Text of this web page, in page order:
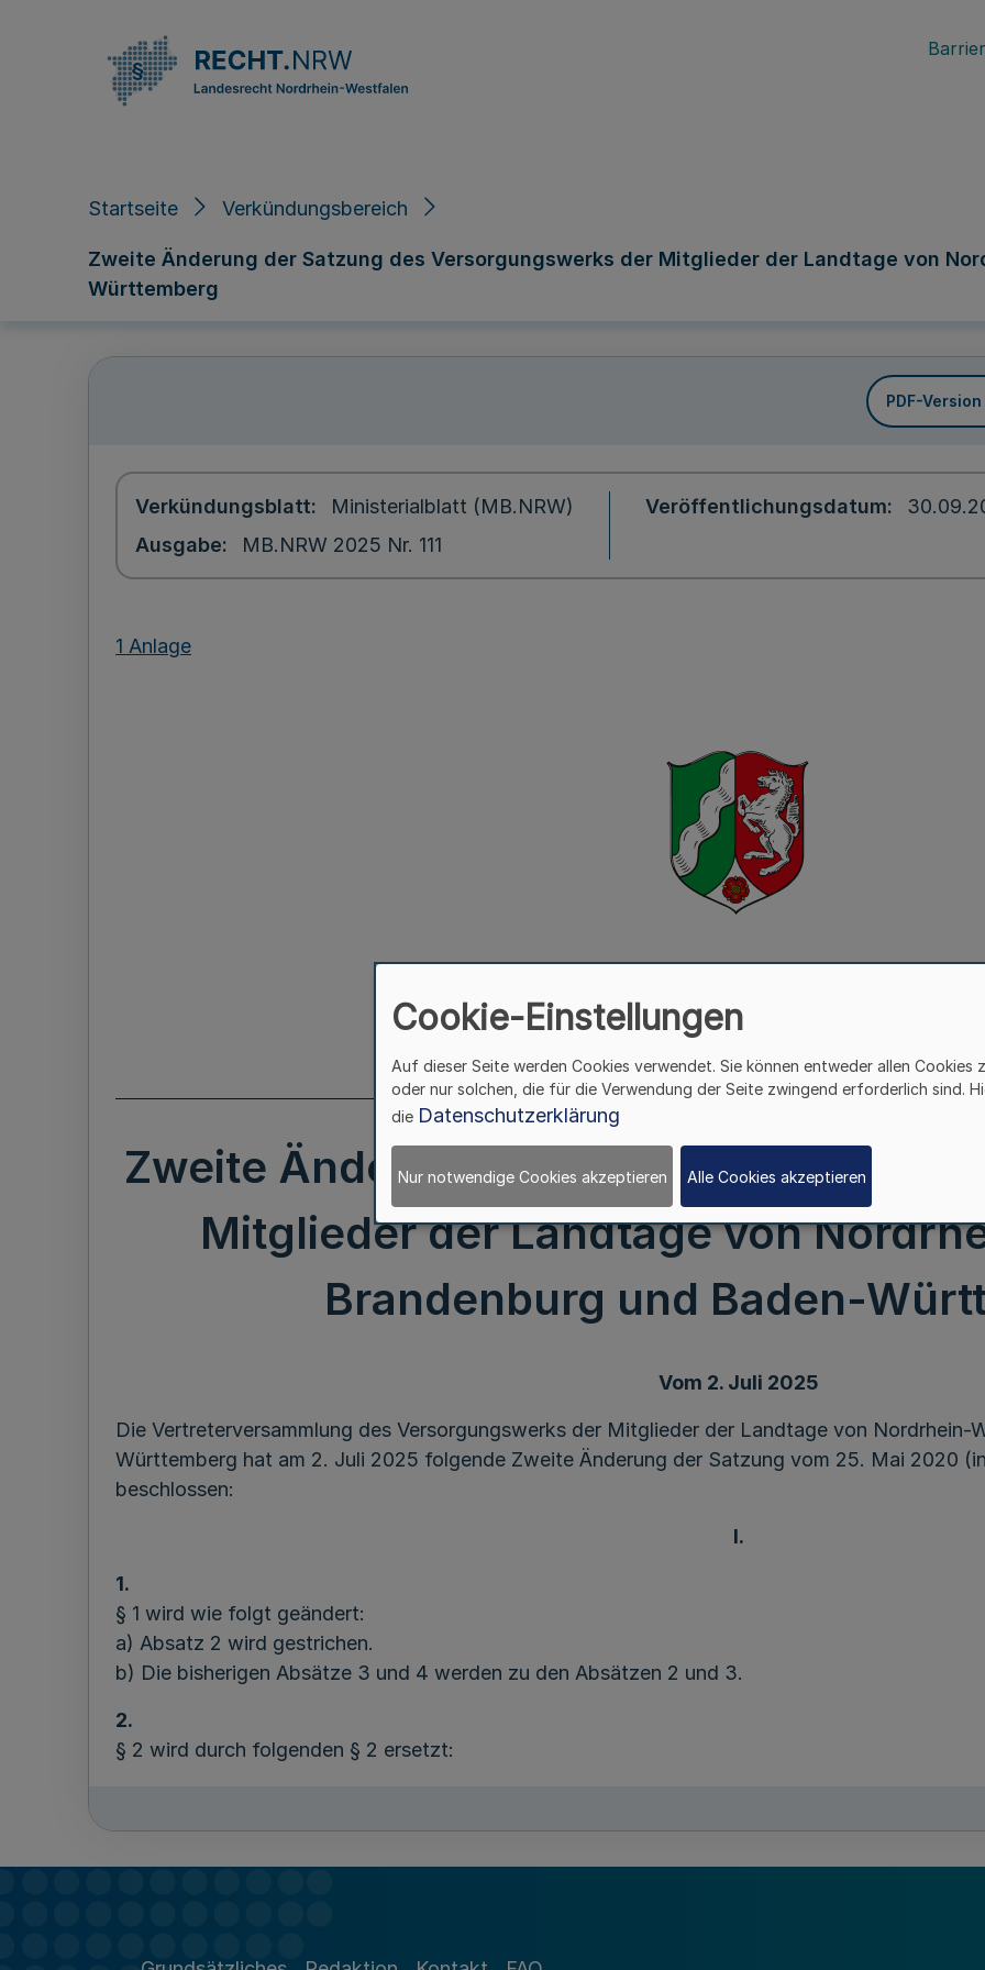
Startseite Verkündungsbereich
Zweite Änderung der Satzung des Versorgungswerks der Mitglieder der Landtage von
Württemberg
PDF-
Verkündungsblatt
Ministerialblatt (MB.NRW)
Ausgabe
MB.NRW 2025 Nr. 111
Veröffentlichungsdatum
1 Anlage
Zweite Änderung der Satzung des
Mitglieder der Landtage von
Brandenburg und Baden-
Vom 2. Juli 2025
Die Vertreterversammlung des Versorgungswerks der Mitglieder der Landtage von Nordrhein-
Württemberg hat am 2. Juli 2025 folgende Zweite Änderung der Satzung vom 25. Mai 2020
beschlossen:
I.
1.
§ 1 wird wie folgt geändert:
a) Absatz 2 wird gestrichen.
b) Die bisherigen Absätze 3 und 4 werden zu den Absätzen 2 und 3.
2.
§ 2 wird durch folgenden § 2 ersetzt:
Bekanntmachungen
Bekanntmachungen des Versorgungswerks erfolgen im Ministerialblatt für das Land
Cookie-Einstellungen
Auf dieser Seite werden Cookies verwendet. Sie können entweder allen Cookies
oder nur solchen, die für die Verwendung der Seite zwingend erforderlich sind.
die Datenschutzerklärung
Nur notwendige Cookies akzeptieren Alle Cookies akzeptieren